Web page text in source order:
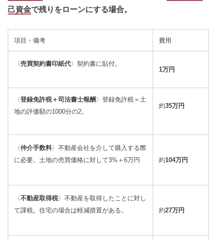
己資金で残りをローンにする場合。
項目・備考 費用
〈売買契約書印紙代〉契約書に貼付。
1万円
〈登録免許税＋司法書士報酬 〉登録免許税＝土
地の評価額の1000分の2。
約35万円
〈仲介手数料〉不動産会社を介して購入する際
に必要。土地の売買価格に対して3%＋6万円
約104万円
〈不動産取得税〉不動産を取得したことに対し
て課税。住宅の場合は軽減措置がある。
約27万円